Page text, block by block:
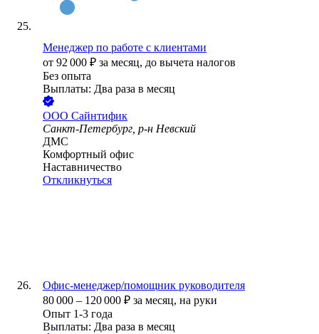
Менеджер по работе с клиентами
от 92 000 ₽ за месяц, до вычета налогов
Без опыта
Выплаты: Два раза в месяц
ООО Сайнтифик
Санкт-Петербург, р-н Невский
ДМС
Комфортный офис
Наставничество
Откликнуться
Офис-менеджер/помощник руководителя
80 000 – 120 000 ₽ за месяц, на руки
Опыт 1-3 года
Выплаты: Два раза в месяц